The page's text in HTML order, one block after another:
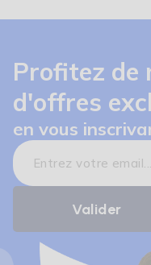
Profitez de
d'offres
en vous